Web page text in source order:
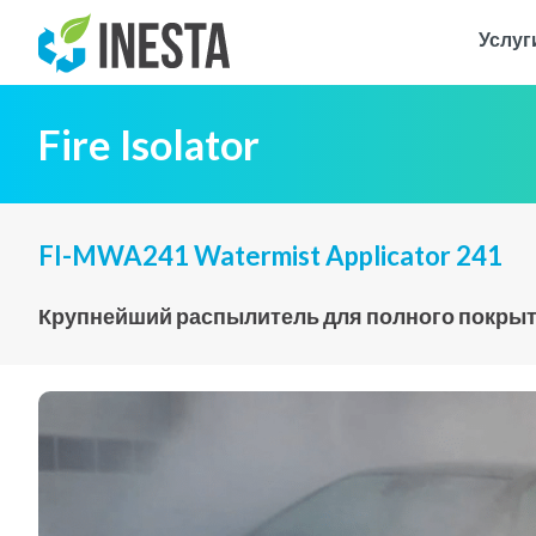
Fire Isolator
FI-MWA241 Watermist Applicator 241
Крупнейший распылитель для полного